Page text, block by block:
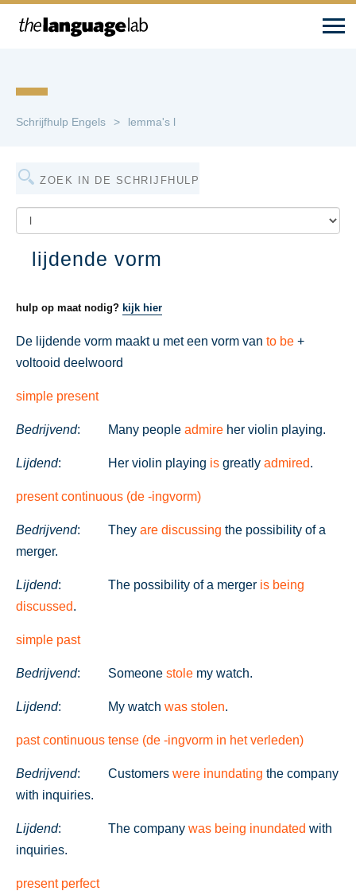
Schrijfhulp Engels lemma's l
lijdende vorm
hulp op maat nodig? kijk hier
De lijdende vorm maakt u met een vorm van to be +
voltooid deelwoord
simple present
Bedrijvend: Many people admire her violin playing.
Lijdend: Her violin playing is greatly admired.
present continuous (de -ingvorm)
Bedrijvend: They are discussing the possibility of a
merger.
Lijdend: The possibility of a merger is being
discussed.
simple past
Bedrijvend: Someone stole my watch.
Lijdend: My watch was stolen.
past continuous tense (de -ingvorm in het verleden)
Bedrijvend: Customers were inundating the company
with inquiries.
Lijdend: The company was being inundated with
inquiries.
present perfect